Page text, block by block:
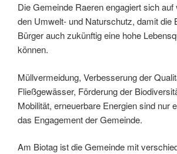
Die Gemeinde Raeren engagiert sich auf
den Umwelt- und Naturschutz, damit die
Bürger auch zukünftig eine hohe
können.
Müllvermeidung, Verbesserung der
Fließgewässer, Förderung der
Mobilität, erneuerbare Energien sind nur
das Engagement der Gemeinde.
Am Biotag ist die Gemeinde mit